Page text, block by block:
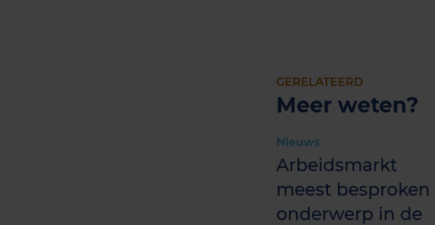
GERELATEERD
Meer weten?
Nieuws
Arbeidsmarkt
meest besproken
onderwerp in de